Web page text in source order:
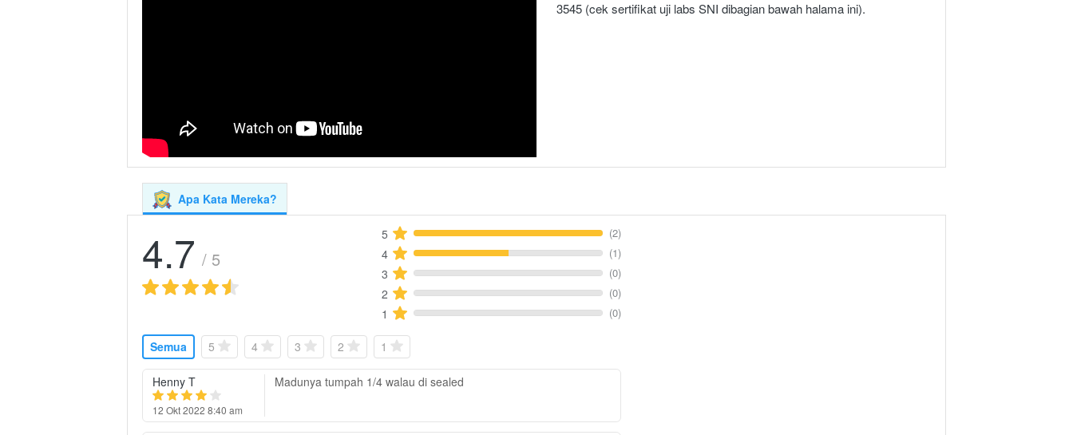
3545 (cek sertifikat uji labs SNI dibagian bawah halama ini).
Apa Kata Mereka?
4.7 / 5
5 (2)
4 (1)
3 (0)
2 (0)
1 (0)
Semua 5 4 3 2 1
Henny T
12 Okt 2022 8:40 am
Madunya tumpah 1/4 walau di sealed